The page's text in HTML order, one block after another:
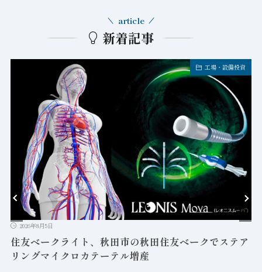
新着記事
article
工場・設備投資
2026年8月5日
住友ベークライト、秋田市の秋田住友ベークでステア
リングマイクロカテーテル増産